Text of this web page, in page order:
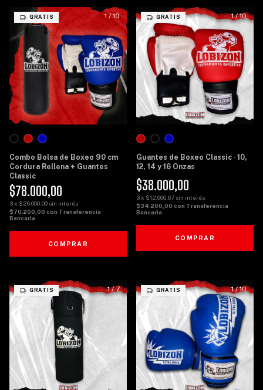
1/10
GRATIS
Combo Bolsa de Boxeo 90 cm
Cordura Rellena + Guantes
Classic
$78.000,00
3x $26.000,00 sin interés
$70.200,00 con Transferencia
Bancaria
COMPRAR
1/10
GRATIS
Guantes de Boxeo Classic · 10,
12, 14 y 16 Onzas
$38.000,00
3x $12.666,67 sin interés
$34.200,00 con Transferencia
Bancaria
COMPRAR
1/7
GRATIS 1/10
GRATIS